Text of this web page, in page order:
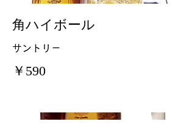
角ハイボール
サントリ－
￥590